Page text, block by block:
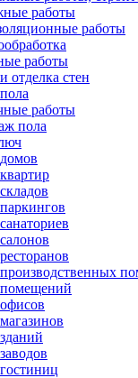
работы
работы
работы
отделка стен
работы
пола